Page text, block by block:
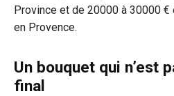
Province et de 20000 à 30000 €
en Provence.
Un bouquet qui n’est
final